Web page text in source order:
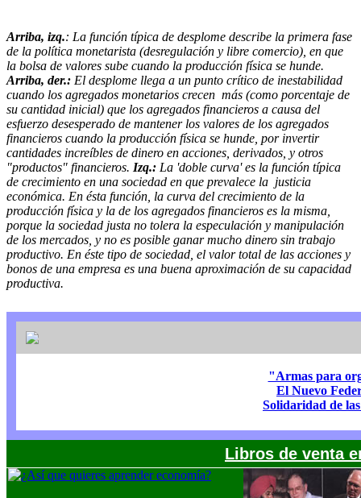
Arriba, izq.: La función típica de desplome describe la primera fase
de la política monetarista (desregulación y libre comercio), en que
la bolsa de valores sube cuando la producción física se hunde.
Arriba, der.: El desplome llega a un punto crítico de inestabilidad
cuando los agregados monetarios crecen más (como porcentaje de
su cantidad inicial) que los agregados financieros a causa del
esfuerzo desesperado de mantener los valores de los agregados
financieros cuando la producción física se hunde, por invertir
cantidades increíbles de dinero en acciones, derivados, y otros
"productos" financieros. Izq.: La 'doble curva' es la función típica
de crecimiento en una sociedad en que prevalece la justicia
económica. En ésta función, la curva del crecimiento de la
producción física y la de los agregados financieros es la misma,
porque la sociedad justa no tolera la especulación y manipulación
de los mercados, y no es posible ganar mucho dinero sin trabajo
productivo. En éste tipo de sociedad, el valor total de las acciones y
bonos de una empresa es una buena aproximación de su capacidad
productiva.
"Armas para
El Nuevo
Solidaridad de
Libros de venta